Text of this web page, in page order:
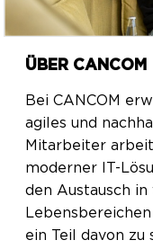
ÜBER CANCOM
Bei CANCOM
agiles und
Mitarbeiter
moderner IT-
den Austausch in
ein Teil davon zu